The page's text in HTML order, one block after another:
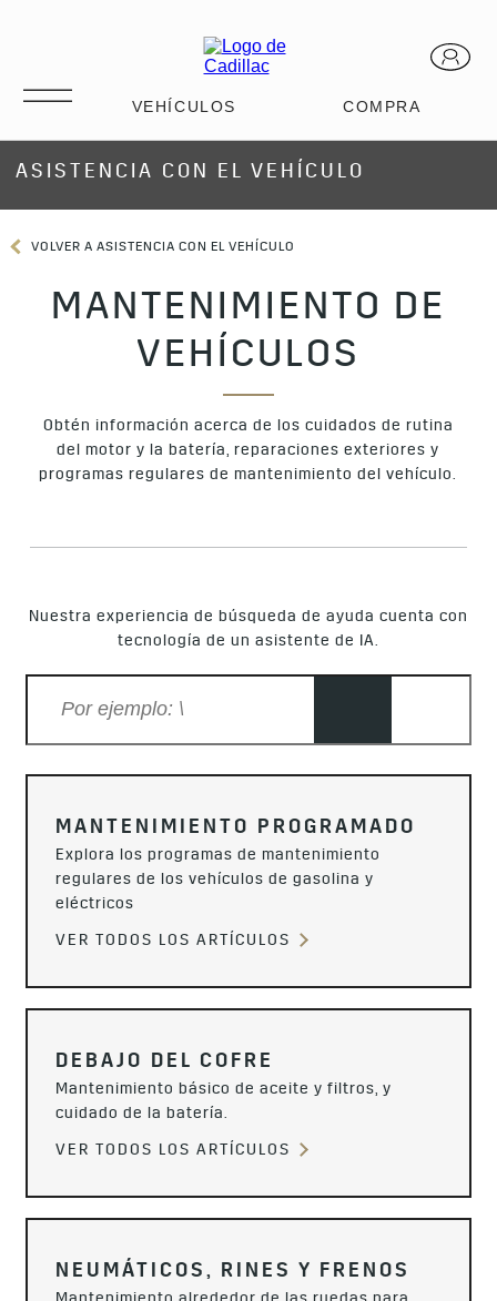
ASISTENCIA CON EL VEHÍCULO
VOLVER A ASISTENCIA CON EL VEHÍCULO
MANTENIMIENTO DE
VEHÍCULOS
Obtén información acerca de los cuidados de rutina
del motor y la batería, reparaciones exteriores y
programas regulares de mantenimiento del vehículo.
Nuestra experiencia de búsqueda de ayuda cuenta con
tecnología de un asistente de IA.
MANTENIMIENTO PROGRAMADO
Explora los programas de mantenimiento
regulares de los vehículos de gasolina y
eléctricos
VER TODOS LOS ARTÍCULOS
DEBAJO DEL COFRE
Mantenimiento básico de aceite y filtros, y
cuidado de la batería.
VER TODOS LOS ARTÍCULOS
NEUMÁTICOS, RINES Y FRENOS